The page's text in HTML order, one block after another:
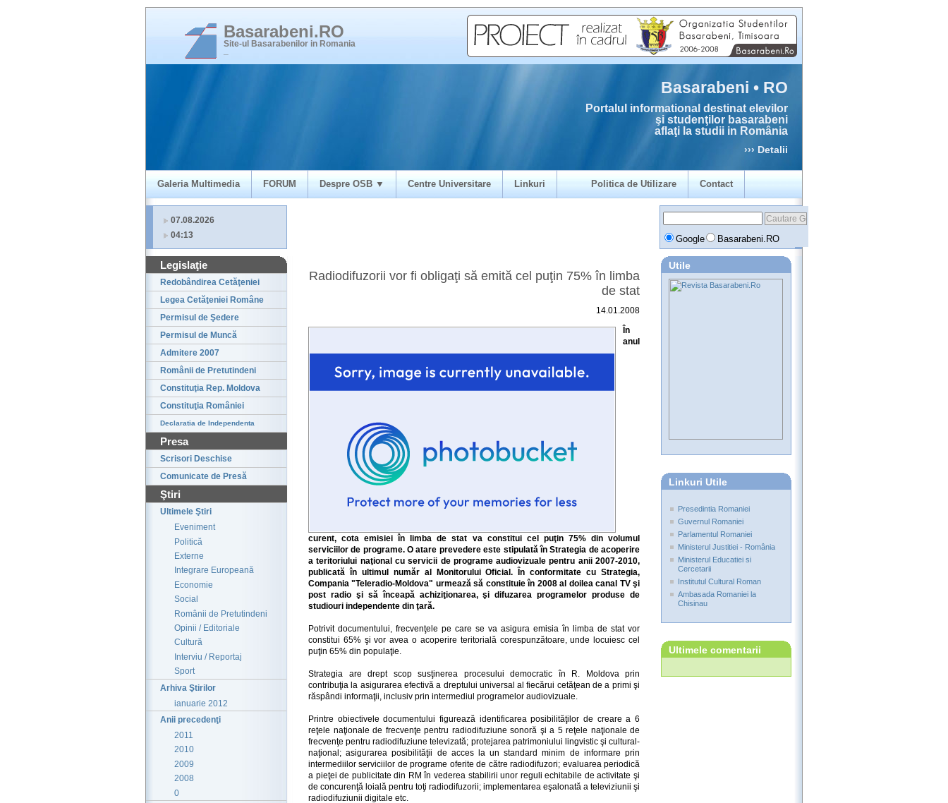
Basarabeni.RO
Site-ul Basarabenilor in Romania
Basarabeni • RO
Portalul informational destinat elevilor
şi studenţilor basarabeni
aflaţi la studii in România
››› Detalii
Galeria Multimedia FORUM Despre OSB ▼ Centre Universitare Linkuri Politica de Utilizare Contact
07.08.2026
04:13
Google Basarabeni.RO
Legislaţie
Redobândirea Cetăţeniei
Legea Cetăţeniei Române
Permisul de Şedere
Permisul de Muncă
Admitere 2007
Românii de Pretutindeni
Constituţia Rep. Moldova
Constituţia României
Declaratia de Independenta
Presa
Scrisori Deschise
Comunicate de Presă
Ştiri
Ultimele Ştiri
Eveniment
Politică
Externe
Integrare Europeană
Economie
Social
Românii de Pretutindeni
Opinii / Editoriale
Cultură
Interviu / Reportaj
Sport
Arhiva Ştirilor
ianuarie 2012
Anii precedenţi
2011
2010
2009
2008
0
Radiodifuzorii vor fi obligaţi să emită cel puţin 75% în limba
de stat
14.01.2008
În
anul
curent, cota emisiei în limba de stat va constitui cel puţin 75% din volumul
serviciilor de programe. O atare prevedere este stipulată în Strategia de acoperire
a teritoriului naţional cu servicii de programe audiovizuale pentru anii 2007-2010,
publicată în ultimul număr al Monitorului Oficial. În conformitate cu Strategia,
Compania "Teleradio-Moldova" urmează să constituie în 2008 al doilea canal TV şi
post radio şi să înceapă achiziţionarea, şi difuzarea programelor produse de
studiouri independente din ţară.
Potrivit documentului, frecvenţele pe care se va asigura emisia în limba de stat vor
constitui 65% şi vor avea o acoperire teritorială corespunzătoare, unde locuiesc cel
puţin 65% din populaţie.
Strategia are drept scop susţinerea procesului democratic în R. Moldova prin
contribuţia la asigurarea efectivă a dreptului universal al fiecărui cetăţean de a primi şi
răspândi informaţii, inclusiv prin intermediul programelor audiovizuale.
Printre obiectivele documentului figurează identificarea posibilităţilor de creare a 6
reţele naţionale de frecvenţe pentru radiodifuziune sonoră şi a 5 reţele naţionale de
frecvenţe pentru radiodifuziune televizată; protejarea patrimoniului lingvistic şi cultural-
naţional; asigurarea posibilităţii de acces la un standard minim de informare prin
intermediilor serviciilor de programe oferite de către radiodifuzori; evaluarea periodică
a pieţei de publicitate din RM în vederea stabilirii unor reguli echitabile de activitate şi
de concurenţă loială pentru toţi radiodifuzorii; implementarea eşalonată a televiziunii şi
radiodifuziunii digitale etc.
Utile
Linkuri Utile
Presedintia Romaniei
Guvernul Romaniei
Parlamentul Romaniei
Ministerul Justitiei - România
Ministerul Educatiei si
Cercetarii
Institutul Cultural Roman
Ambasada Romaniei la
Chisinau
Ultimele comentarii